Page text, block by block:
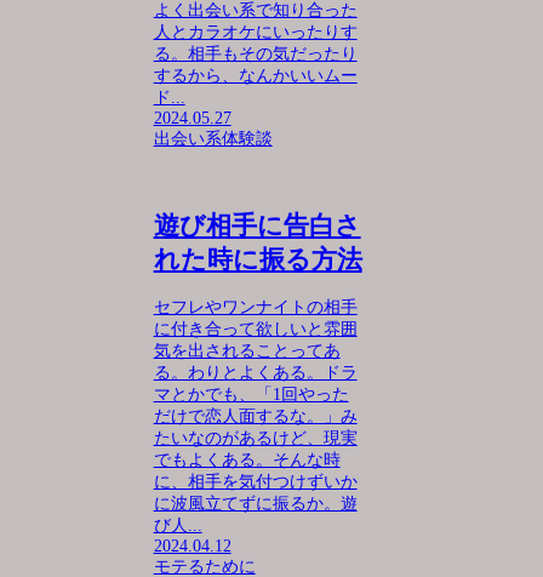
よく出会い系で知り合った
人とカラオケにいったりす
る。相手もその気だったり
するから、なんかいいムー
ド...
2024.05.27
出会い系体験談
遊び相手に告白さ
れた時に振る方法
セフレやワンナイトの相手
に付き合って欲しいと雰囲
気を出されることってあ
る。わりとよくある。ドラ
マとかでも、「1回やった
だけで恋人面するな。」み
たいなのがあるけど、現実
でもよくある。そんな時
に、相手を気付つけずいか
に波風立てずに振るか。遊
び人...
2024.04.12
モテるために